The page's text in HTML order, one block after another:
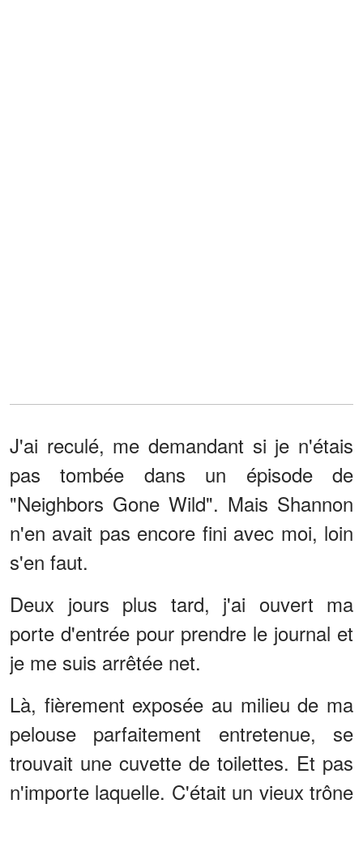
J'ai reculé, me demandant si je n'étais
pas tombée dans un épisode de
"Neighbors Gone Wild". Mais Shannon
n'en avait pas encore fini avec moi, loin
s'en faut.
Deux jours plus tard, j'ai ouvert ma
porte d'entrée pour prendre le journal et
je me suis arrêtée net.
Là, fièrement exposée au milieu de ma
pelouse parfaitement entretenue, se
trouvait une cuvette de toilettes. Et pas
n'importe laquelle. C'était un vieux trône